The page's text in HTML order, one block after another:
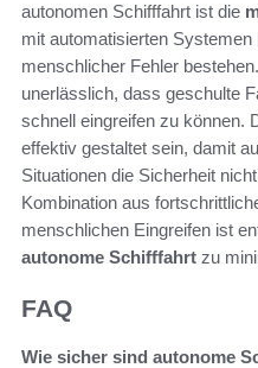
autonomen Schifffahrt ist die
mit automatisierten Systemen
menschlicher Fehler
unerlässlich, dass geschulte
schnell eingreifen zu können.
effektiv gestaltet sein, damit
Situationen die Sicherheit
Kombination aus
menschlichen Eingreifen ist
autonome Schifffahrt zu
FAQ
Wie sicher sind autonome